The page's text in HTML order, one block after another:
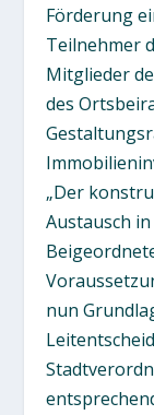
Förderung
Teilnehmer
Mitglieder
des
„Der
Austausch
nun